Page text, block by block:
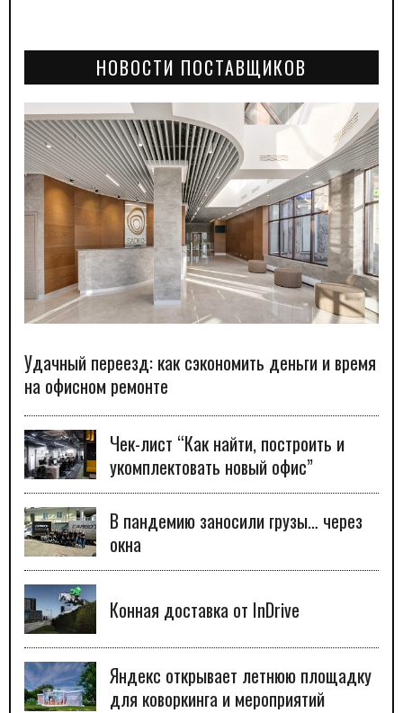
НОВОСТИ ПОСТАВЩИКОВ
Удачный переезд: как сэкономить деньги и время
на офисном ремонте
Чек-лист “Как найти, построить и
укомплектовать новый офис”
В пандемию заносили грузы… через
окна
Конная доставка от InDrive
Яндекс открывает летнюю площадку
для коворкинга и мероприятий